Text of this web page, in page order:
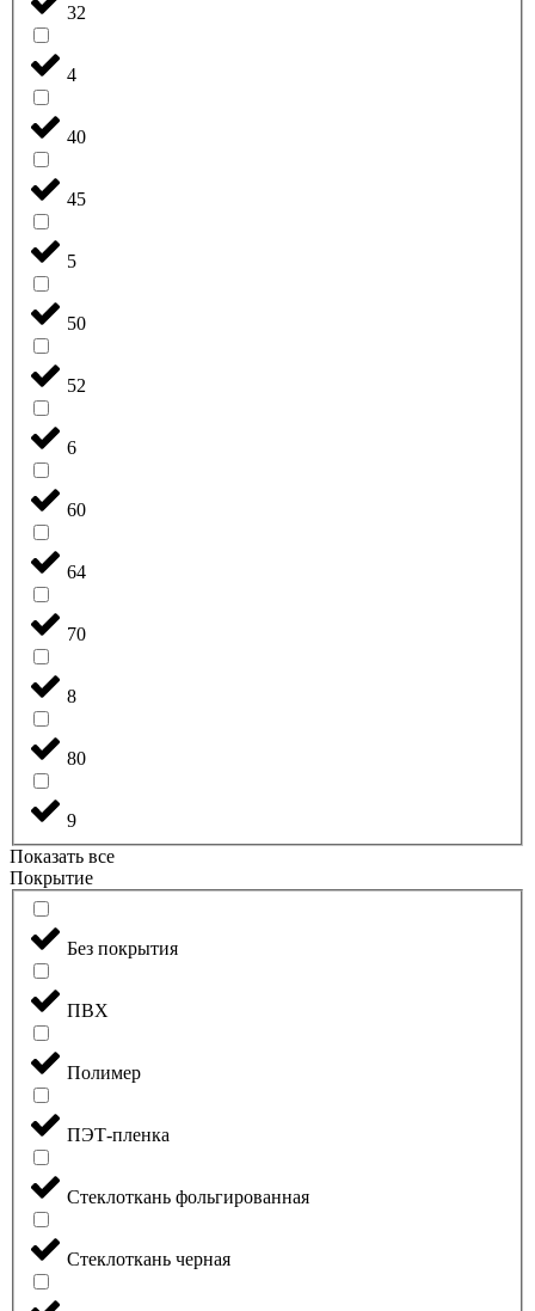
32
4
40
45
5
50
52
6
60
64
70
8
80
9
Показать все
Покрытие
Без покрытия
ПВХ
Полимер
ПЭТ-пленка
Стеклоткань фольгированная
Стеклоткань черная